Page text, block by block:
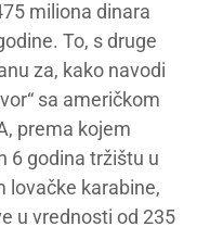
miliona dinara
To, s druge
za, kako navodi
sa američkom
prema kojem
6 godina tržištu u
lovačke karabine,
u vrednosti od 235